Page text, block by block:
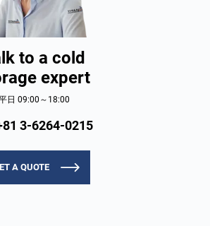
to a cold
expert
日 09:00～18:00
3-6264-0215
A QUOTE